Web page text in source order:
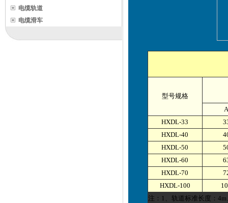
电缆轨道
电缆滑车
型号规格
HXDL-33
HXDL-40
HXDL-50
HXDL-60
HXDL-70
HXDL-100
注：1、轨道标准长度：